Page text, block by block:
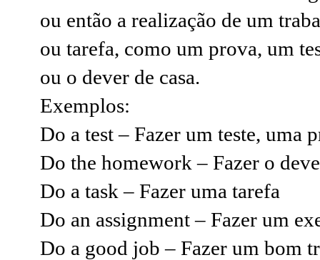
ou então a realização de um
ou tarefa, como um prova, um
ou o dever de casa.
Exemplos:
Do a test – Fazer um teste, uma
Do the homework – Fazer o
Do a task – Fazer uma tarefa
Do an assignment – Fazer um
Do a good job – Fazer um bom